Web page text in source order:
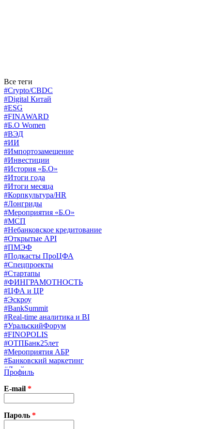
Все теги
#Crypto/CBDC
#Digital Китай
#ESG
#FINAWARD
#Б.О Women
#ВЭД
#ИИ
#Импортозамещение
#Инвестиции
#История «Б.О»
#Итоги года
#Итоги месяца
#Корпкультура/HR
#Лонгриды
#Мероприятия «Б.О»
#МСП
#Небанковское кредитование
#Открытые API
#ПМЭФ
#Подкасты ПроЦФА
#Спецпроекты
#Стартапы
#ФИНГРАМОТНОСТЬ
#ЦФА и ЦР
#Эскроу
#BankSummit
#Real-time аналитика и BI
#УральскийФорум
#FINOPOLIS
#ОТПБанк25лет
#Мероприятия АБР
#Банковский маркетинг
#Драйверы страхования
#Финконгресс ЦБ
#PB&WM
#UX/CX
#Экосистемы
X
Профиль
E-mail *
Пароль *